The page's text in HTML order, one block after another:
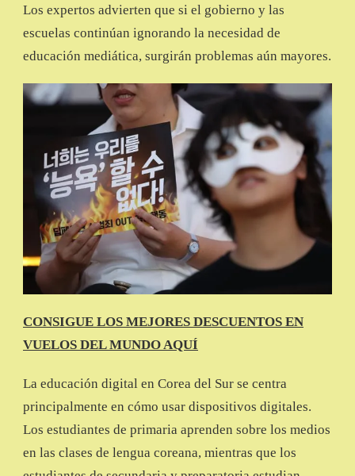
Los expertos advierten que si el gobierno y las
escuelas continúan ignorando la necesidad de
educación mediática, surgirán problemas aún mayores.
CONSIGUE LOS MEJORES DESCUENTOS EN
VUELOS DEL MUNDO AQUÍ
La educación digital en Corea del Sur se centra
principalmente en cómo usar dispositivos digitales.
Los estudiantes de primaria aprenden sobre los medios
en las clases de lengua coreana, mientras que los